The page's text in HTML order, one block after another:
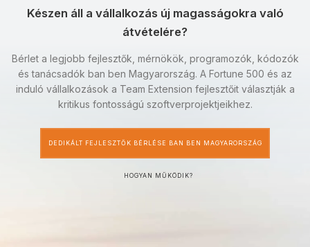
Készen áll a vállalkozás új magasságokra való
átvételére?
Bérlet a legjobb fejlesztők, mérnökök, programozók, kódozók
és tanácsadók ban ben Magyarország. A Fortune 500 és az
induló vállalkozások a Team Extension fejlesztőit választják a
kritikus fontosságú szoftverprojektjeikhez.
DEDIKÁLT FEJLESZTŐK BÉRLÉSE BAN BEN MAGYARORSZÁG
HOGYAN MŰKÖDIK?